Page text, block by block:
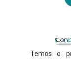
Temos o